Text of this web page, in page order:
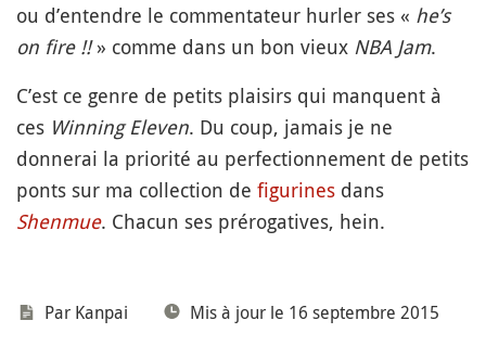
ou d’entendre le commentateur hurler ses « he’s
on fire !!» comme dans un bon vieux NBA Jam.
C’est ce genre de petits plaisirs qui manquent à
ces Winning Eleven. Du coup, jamais je ne
donnerai la priorité au perfectionnement de petits
ponts sur ma collection de figurines dans
Shenmue. Chacun ses prérogatives, hein.
Par Kanpai Mis à jour le 16 septembre 2015